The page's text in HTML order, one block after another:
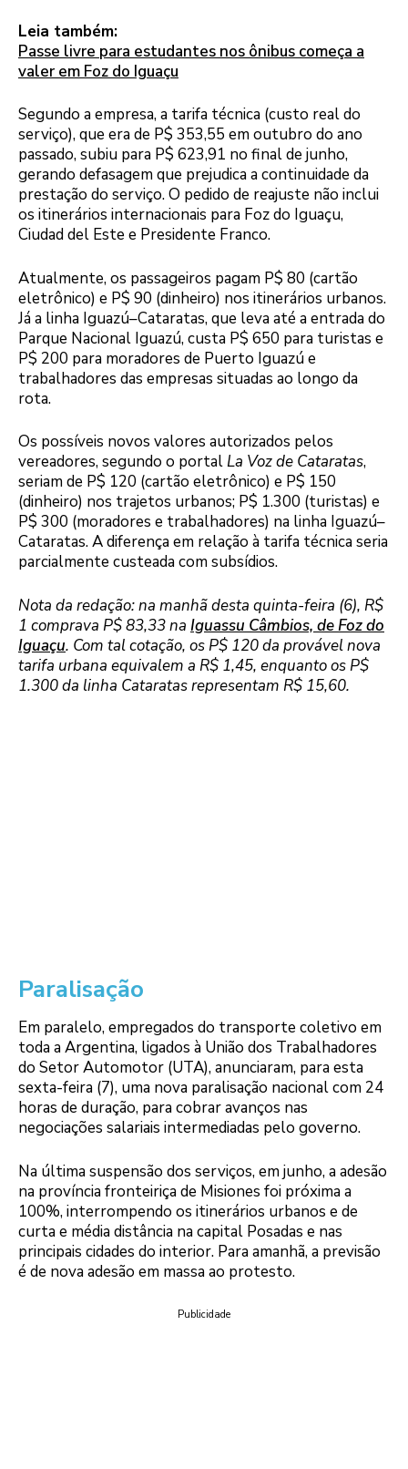
Leia também:
Passe livre para estudantes nos ônibus começa a
valer em Foz do Iguaçu
Segundo a empresa, a tarifa técnica (custo real do
serviço), que era de P$ 353,55 em outubro do ano
passado, subiu para P$ 623,91 no final de junho,
gerando defasagem que prejudica a continuidade da
prestação do serviço. O pedido de reajuste não inclui
os itinerários internacionais para Foz do Iguaçu,
Ciudad del Este e Presidente Franco.
Atualmente, os passageiros pagam P$ 80 (cartão
eletrônico) e P$ 90 (dinheiro) nos itinerários urbanos.
Já a linha Iguazú–Cataratas, que leva até a entrada do
Parque Nacional Iguazú, custa P$ 650 para turistas e
P$ 200 para moradores de Puerto Iguazú e
trabalhadores das empresas situadas ao longo da
rota.
Os possíveis novos valores autorizados pelos
vereadores, segundo o portalLa Voz de Cataratas,
seriam de P$ 120 (cartão eletrônico) e P$ 150
(dinheiro) nos trajetos urbanos; P$ 1.300 (turistas) e
P$ 300 (moradores e trabalhadores) na linha Iguazú–
Cataratas. A diferença em relação à tarifa técnica seria
parcialmente custeada com subsídios.
Nota da redação: na manhã desta quinta-feira (6), R$
1 comprava P$ 83,33 na Iguassu Câmbios, de Foz do
Iguaçu. Com tal cotação, os P$ 120 da provável nova
tarifa urbana equivalem a R$ 1,45, enquanto os P$
1.300 da linha Cataratas representam R$ 15,60.
Paralisação
Em paralelo, empregados do transporte coletivo em
toda a Argentina, ligados à União dos Trabalhadores
do Setor Automotor (UTA), anunciaram, para esta
sexta-feira (7), uma nova paralisação nacional com 24
horas de duração, para cobrar avanços nas
negociações salariais intermediadas pelo governo.
Na última suspensão dos serviços, em junho, a adesão
na província fronteiriça de Misiones foi próxima a
100%, interrompendo os itinerários urbanos e de
curta e média distância na capital Posadas e nas
principais cidades do interior. Para amanhã, a previsão
é de nova adesão em massa ao protesto.
Publicidade